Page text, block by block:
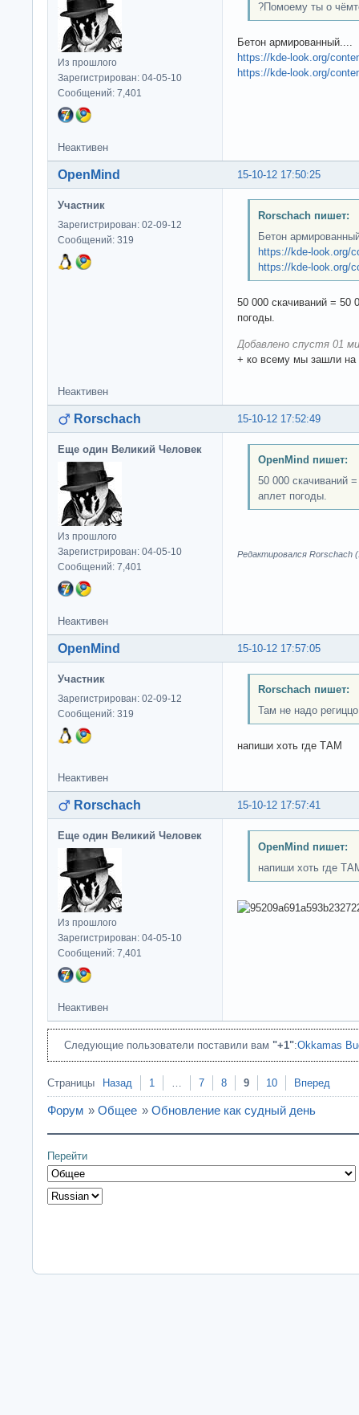
Из прошлого
Зарегистрирован: 04-05-10
Сообщений: 7,401
?Помоему ты о
Бетон армированный....
https://kde-look.org/
https://kde-look.org/
Неактивен
15-10-12 17:50:25
OpenMind
Участник
Зарегистрирован: 02-09-12
Сообщений: 319
Rorschach пишет:
Бетон
https://kde-look.org/
https://kde-look.org/
50 000 скачиваний = 50
погоды.
Добавлено спустя 01
+ ко всему мы зашли на
Неактивен
15-10-12 17:52:49
Rorschach
Еще один Великий Человек
Из прошлого
Зарегистрирован: 04-05-10
Сообщений: 7,401
OpenMind пишет:
50 000 скачиваний
аплет погоды.
Редактировался Rorschach
Неактивен
15-10-12 17:57:05
OpenMind
Участник
Зарегистрирован: 02-09-12
Сообщений: 319
Rorschach пишет:
Там не надо
напиши хоть где ТАМ
Неактивен
15-10-12 17:57:41
Rorschach
Еще один Великий Человек
Из прошлого
Зарегистрирован: 04-05-10
Сообщений: 7,401
OpenMind пишет:
напиши хоть где
Неактивен
Следующие пользователи поставили вам "+1":Okkamas
Страницы Назад 1 … 7 8 9 10 Вперед
Форум » Общее » Обновление как судный день
Перейти